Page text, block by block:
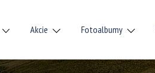
Akcie Fotoalbumy